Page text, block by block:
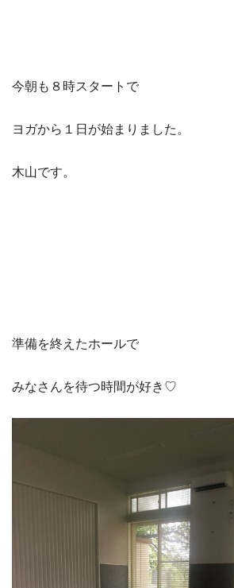
今朝も８時スタートで
ヨガから１日が始まりました。
木山です。
準備を終えたホールで
みなさんを待つ時間が好き♡